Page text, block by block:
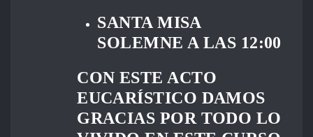
SANTA MISA
SOLEMNE A LAS 12:00
CON ESTE ACTO
EUCARÍSTICO DAMOS
GRACIAS POR TODO LO